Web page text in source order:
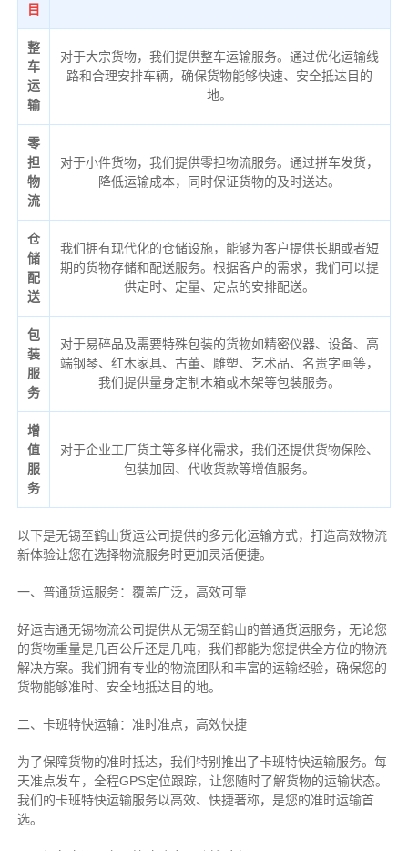
目
整
车
运
输
对于大宗货物，我们提供整车运输服务。通过优化运输线
路和合理安排车辆，确保货物能够快速、安全抵达目的
地。
零
担
物
流
对于小件货物，我们提供零担物流服务。通过拼车发货，
降低运输成本，同时保证货物的及时送达。
仓
储
配
送
我们拥有现代化的仓储设施，能够为客户提供长期或者短
期的货物存储和配送服务。根据客户的需求，我们可以提
供定时、定量、定点的安排配送。
包
装
服
务
对于易碎品及需要特殊包装的货物如精密仪器、设备、高
端钢琴、红木家具、古董、雕塑、艺术品、名贵字画等，
我们提供量身定制木箱或木架等包装服务。
增
值
服
务
对于企业工厂货主等多样化需求，我们还提供货物保险、
包装加固、代收货款等增值服务。
以下是无锡至鹤山货运公司提供的多元化运输方式，打造高效物流
新体验让您在选择物流服务时更加灵活便捷。
一、普通货运服务：覆盖广泛，高效可靠
好运吉通无锡物流公司提供从无锡至鹤山的普通货运服务，无论您
的货物重量是几百公斤还是几吨，我们都能为您提供全方位的物流
解决方案。我们拥有专业的物流团队和丰富的运输经验，确保您的
货物能够准时、安全地抵达目的地。
二、卡班特快运输：准时准点，高效快捷
为了保障货物的准时抵达，我们特别推出了卡班特快运输服务。每
天准点发车，全程GPS定位跟踪，让您随时了解货物的运输状态。
我们的卡班特快运输服务以高效、快捷著称，是您的准时运输首
选。